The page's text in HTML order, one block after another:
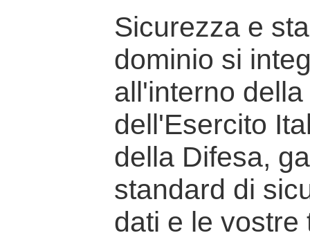
Sicurezza e
dominio si
all'interno
dell'Esercito
della Difesa,
standard di
dati e le vostre